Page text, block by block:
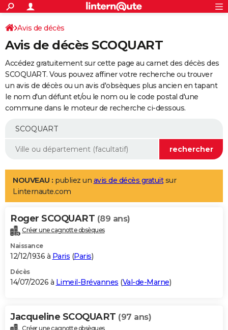
ACTUALITÉS
Politique
Société
Faits Divers
Education
Monde
Villes
+
SPORT
Coupe du monde 2026
Football
Tennis
Cyclisme
Rugby
Forum
Programme TV
TNT
Streaming
Cinéma
Sorties cinéma
Musique
+
FINANCE
Impôts
Immobilier
Risques naturels par ville
Banque
Assurance
Crédit
AUTO
Essais
Réserver un essai
Citadines
Berlines
SUV
Forum auto
+
Mobiles
Meilleur smartphone
Internet
Ordinateurs
Jeux vidéo
Guide high-tech
Aménagement intérieur
LIFESTYLE
Art de vivre
Bien-être
Loisirs
Mode
Modes de vie
Alimentation
Guide de la santé
Maladies
Médicaments
Sommeil
VOYAGE
Destinations
City break
Voyage nature
Voyage de noces
Forum
Climat
+PHOTO
GUIDES D'ACHAT
BONS PLANS
Carte de Noël
Carte Bonne année
Carte Saint-Valentin
Carte Pâques
Carte d'anniversaire
DICTIONNAIRE
Avis de décès
Avis de décès SCOQUART
Accédez gratuitement sur cette page au carnet des décès des
SCOQUART. Vous pouvez affiner votre recherche ou trouver
un avis de décès ou un avis d'obsèques plus ancien en tapant
le nom d'un défunt et/ou le nom ou le code postal d'une
commune dans le moteur de recherche ci-dessous.
NOUVEAU : publiez un avis de décès gratuitsur
Linternaute.com
Roger SCOQUART (89 ans)
Créer une cagnotte obsèques
Naissance
12/12/1936 à Paris (Paris)
Décès
14/07/2026 à Limeil-Brévannes (Val-de-Marne)
Jacqueline SCOQUART (97 ans)
Créer une cagnotte obsèques